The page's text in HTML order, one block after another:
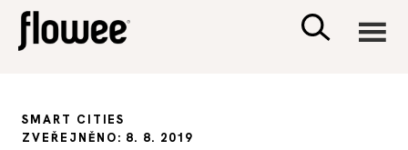
SMART CITIES
ZVEŘEJNĚNO: 8. 8. 2019